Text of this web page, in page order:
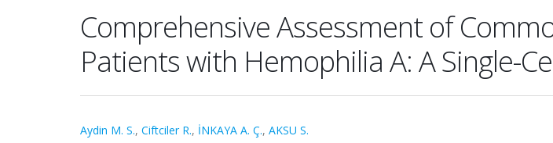
Comprehensive Assessment of
Patients with Hemophilia A: A Single-
Aydin M. S., Ciftciler R., İNKAYA A. Ç., AKSU S.